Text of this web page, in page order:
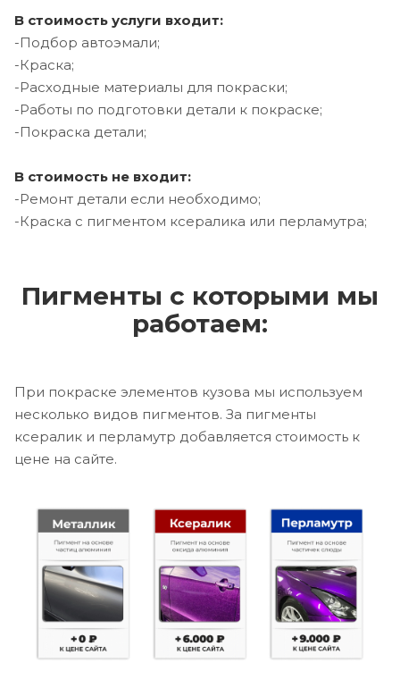
В стоимость услуги входит:
-Подбор автоэмали;
-Краска;
-Расходные материалы для покраски;
-Работы по подготовки детали к покраске;
-Покраска детали;
В стоимость не входит:
-Ремонт детали если необходимо;
-Краска с пигментом ксералика или перламутра;
Пигменты с которыми мы
работаем:
При покраске элементов кузова мы используем
несколько видов пигментов. За пигменты
ксералик и перламутр добавляется стоимость к
цене на сайте.